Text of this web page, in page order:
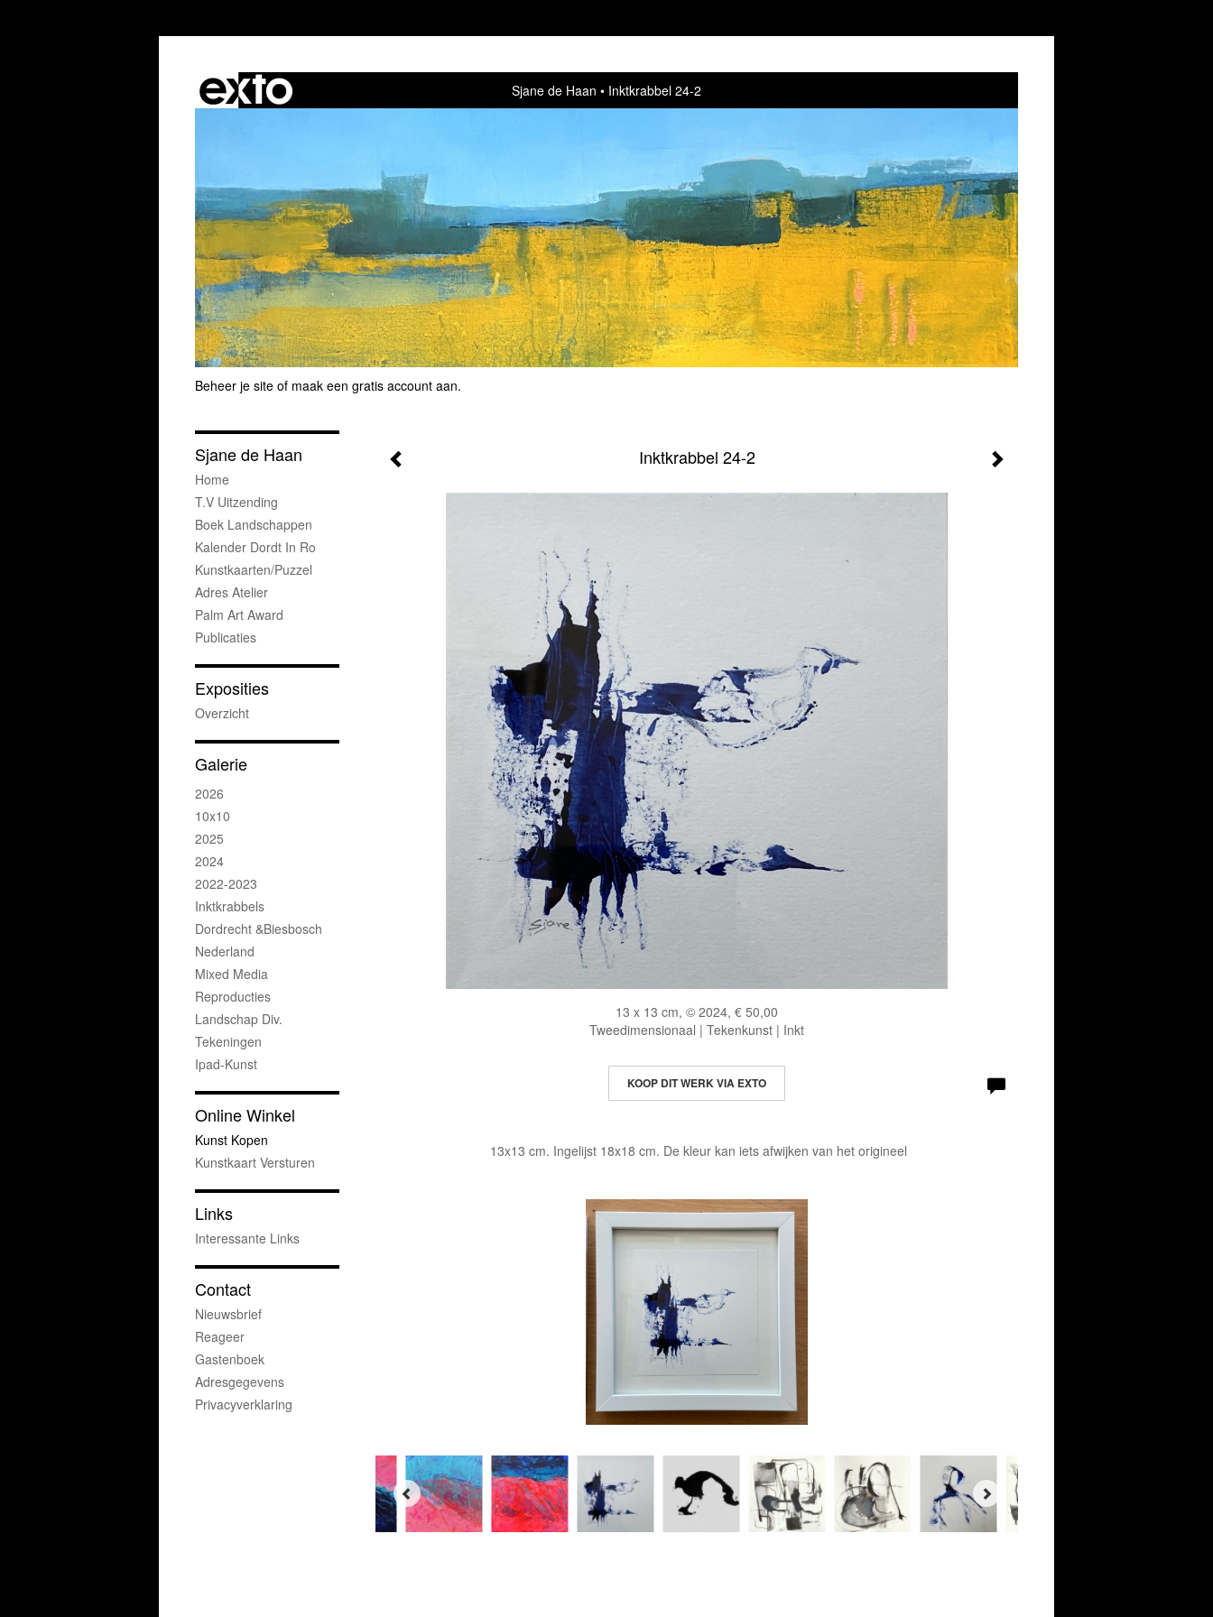
Sjane de Haan Inktkrabbel 24-2
Beheer je site of maak een gratis account aan.
Inktkrabbel 24-2
13 x 13 cm, © 2024, € 50,00
Tweedimensionaal | Tekenkunst | Inkt
KOOP DIT WERK VIA EXTO
13x13 cm. Ingelijst 18x18 cm. De kleur kan iets afwijken van het origineel
Sjane de Haan
Home
T.v Uitzending
Boek Landschappen
Kalender Dordt In Ro
Kunstkaarten/puzzel
Adres Atelier
Palm Art Award
Publicaties
Exposities
Overzicht
Galerie
2026
10x10
2025
2024
2022-2023
Inktkrabbels
Dordrecht &Biesbosch
Nederland
Mixed Media
Reproducties
Landschap Div.
Tekeningen
Ipad-Kunst
Online Winkel
Kunst Kopen
Kunstkaart Versturen
Links
Interessante Links
Contact
Nieuwsbrief
Reageer
Gastenboek
Adresgegevens
Privacyverklaring